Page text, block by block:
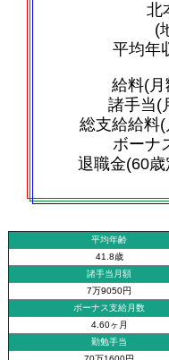
北
(
平均年
給料(月
諸手当(
総支給給料(
ボーナ
退職金(60
平均年齢
41.8歳
諸手当月額
7万9050円
ボーナス支給月数
4.60ヶ月
勤勉手当